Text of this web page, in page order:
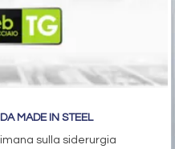
MADE IN STEEL
sulla siderurgia